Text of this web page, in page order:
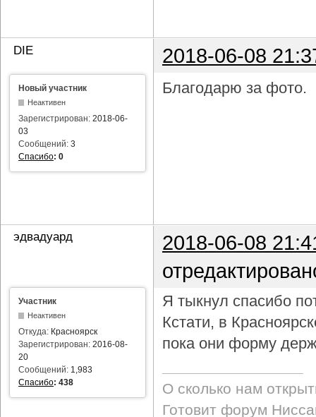
DIE 2018-06-08
Новый участник
Неактивен
Зарегистрирован: 2018-06-
03
Сообщений: 3
Спасибо: 0
Благодарю за фото.
эдвадуард
2018-06-08
Участник
Неактивен
Откуда: Красноярск
Зарегистрирован: 2016-08-
20
Сообщений: 1,983
Спасибо: 438
Я тыкнул спасибо
Кстати, в
пока они форму
О сколько нам
Готовит форум